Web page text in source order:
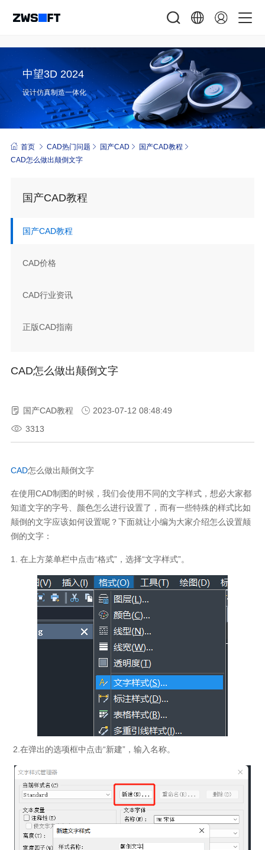
中望3D 2024
设计仿真制造一体化
首页 CAD热门问题 国产CAD
国产CAD教程
CAD怎么做出颠倒文字
国产CAD教程
国产CAD教程
CAD价格
CAD行业资讯
正版CAD指南
CAD怎么做出颠倒文字
国产CAD教程
2023-07-12 08:48:49
3313
CAD怎么做出颠倒文字
在使用CAD制图的时候，我们会使用不同的文字样式，想必大家都
知道文字的字号、颜色怎么进行设置了，而有一些特殊的样式比如
颠倒的文字应该如何设置呢？下面就让小编为大家介绍怎么设置颠
倒的文字：
1. 在上方菜单栏中点击“格式”，选择“文字样式”。
2.在弹出的选项框中点击“新建”，输入名称。